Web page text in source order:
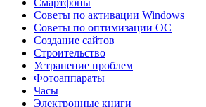
Смартфоны
Советы по активации Windows
Советы по оптимизации ОС
Создание сайтов
Строительство
Устранение проблем
Фотоаппараты
Часы
Электронные книги